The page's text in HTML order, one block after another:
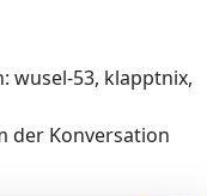
wusel-53, klapptnix,
der Konversation